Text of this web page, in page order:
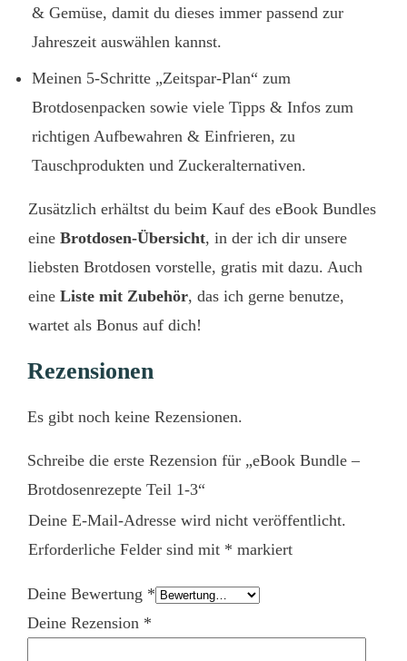
& Gemüse, damit du dieses immer passend zur
Jahreszeit auswählen kannst.
Meinen 5-Schritte „Zeitspar-Plan“ zum
Brotdosenpacken sowie viele Tipps & Infos zum
richtigen Aufbewahren & Einfrieren, zu
Tauschprodukten und Zuckeralternativen.
Zusätzlich erhältst du beim Kauf des eBook Bundles
eine Brotdosen-Übersicht, in der ich dir unsere
liebsten Brotdosen vorstelle, gratis mit dazu. Auch
eine Liste mit Zubehör, das ich gerne benutze,
wartet als Bonus auf dich!
Rezensionen
Es gibt noch keine Rezensionen.
Schreibe die erste Rezension für „eBook Bundle –
Brotdosenrezepte Teil 1-3“
Deine E-Mail-Adresse wird nicht veröffentlicht.
Erforderliche Felder sind mit * markiert
Deine Bewertung *
Deine Rezension *